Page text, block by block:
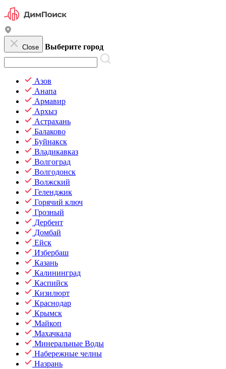
Close Выберите город
Азов
Анапа
Армавир
Архыз
Астрахань
Балаково
Буйнакск
Владикавказ
Волгоград
Волгодонск
Волжский
Геленджик
Горячий ключ
Грозный
Дербент
Домбай
Ейск
Избербаш
Казань
Калининград
Каспийск
Кизилюрт
Краснодар
Крымск
Майкоп
Махачкала
Минеральные Воды
Набережные челны
Назрань